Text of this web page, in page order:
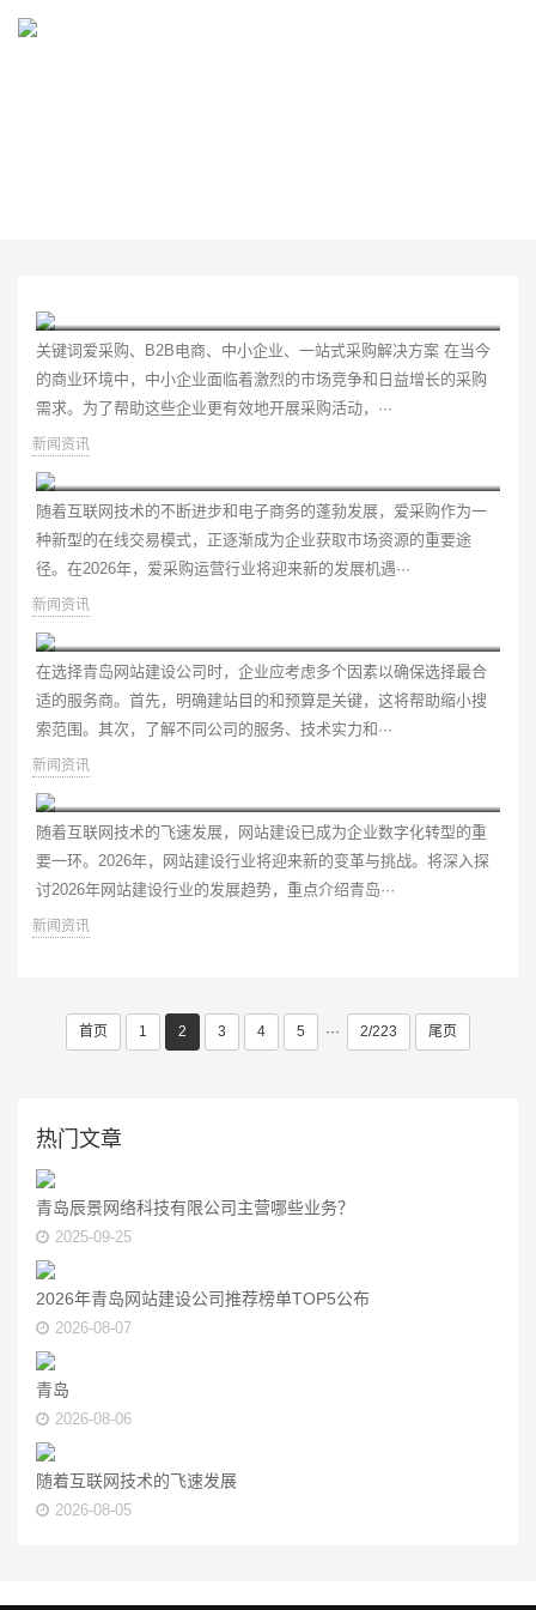
关键词爱采购、B2B电商、中小企业、一站式采购解决方案 在当今
的商业环境中，中小企业面临着激烈的市场竞争和日益增长的采购
需求。为了帮助这些企业更有效地开展采购活动，···
新闻资讯
2026年爱采购运营公司深度解析及榜单推荐
随着互联网技术的不断进步和电子商务的蓬勃发展，爱采购作为一
种新型的在线交易模式，正逐渐成为企业获取市场资源的重要途
径。在2026年，爱采购运营行业将迎来新的发展机遇···
新闻资讯
在选择青岛网站建设公司时
在选择青岛网站建设公司时，企业应考虑多个因素以确保选择最合
适的服务商。首先，明确建站目的和预算是关键，这将帮助缩小搜
索范围。其次，了解不同公司的服务、技术实力和···
新闻资讯
2026年网站建设行业深度解析及青岛五强公司推荐
随着互联网技术的飞速发展，网站建设已成为企业数字化转型的重
要一环。2026年，网站建设行业将迎来新的变革与挑战。将深入探
讨2026年网站建设行业的发展趋势，重点介绍青岛···
新闻资讯
首页 1 2 3 4 5 ··· 2/223 尾页
热门文章
青岛辰景网络科技有限公司主营哪些业务？
2025-09-25
2026年青岛网站建设公司推荐榜单TOP5公布
2026-08-07
青岛
2026-08-06
随着互联网技术的飞速发展
2026-08-05